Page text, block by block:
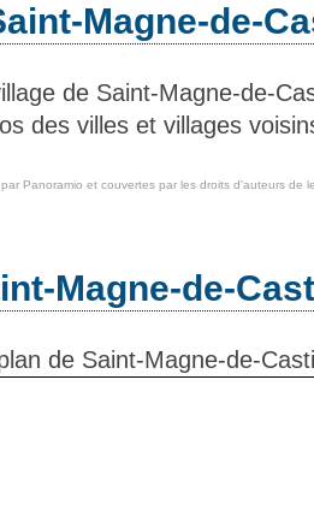
Magne-de-
de Saint-Magne-de-
des villes et villages
Panoramio et couvertes par les droits d'auteurs de
Magne-de-
de Saint-Magne-de-